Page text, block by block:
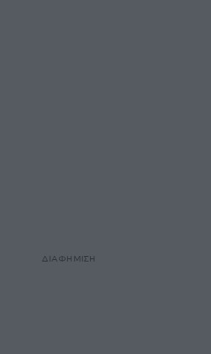
ΔΙΑΦΗΜΙΣΗ